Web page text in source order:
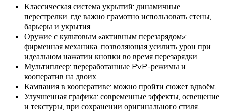
Классическая система укрытий: динамичные
перестрелки, где важно грамотно использовать стены,
барьеры и укрытия.
Оружие с культовым «активным перезарядом»:
фирменная механика, позволяющая усилить урон при
идеальном нажатии кнопки во время перезарядки.
Мультиплеер: переработанные PvP-режимы и
кооператив на двоих.
Кампания в кооперативе: можно пройти сюжет вдвоём.
Улучшенная графика: современные эффекты, освещение
и текстуры, при сохранении оригинального стиля.